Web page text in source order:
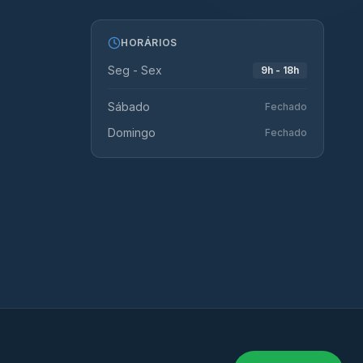
HORÁRIOS
Seg - Sex 9h - 18h
Sábado Fechado
Domingo Fechado